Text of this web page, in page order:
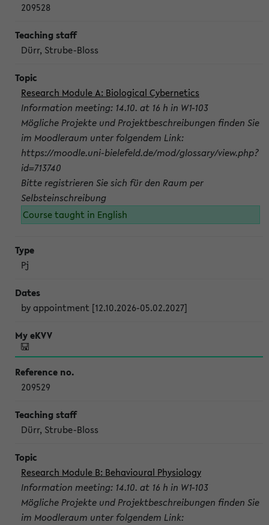
209528
Dürr, Strube-Bloss
Research Module A: Biological Cybernetics
Information meeting: 14.10. at 16 h in W1-103
Mögliche Projekte und Projektbeschreibungen finden Sie
im Moodleraum unter folgendem Link:
https://moodle.uni-bielefeld.de/mod/glossary/view.php?
id=713740
Bitte registrieren Sie sich für den Raum per
Selbsteinschreibung
Course taught in English
Pj
by appointment [12.10.2026-05.02.2027]
209529
Dürr, Strube-Bloss
Research Module B: Behavioural Physiology
Information meeting: 14.10. at 16 h in W1-103
Mögliche Projekte und Projektbeschreibungen finden Sie
im Moodleraum unter folgendem Link: